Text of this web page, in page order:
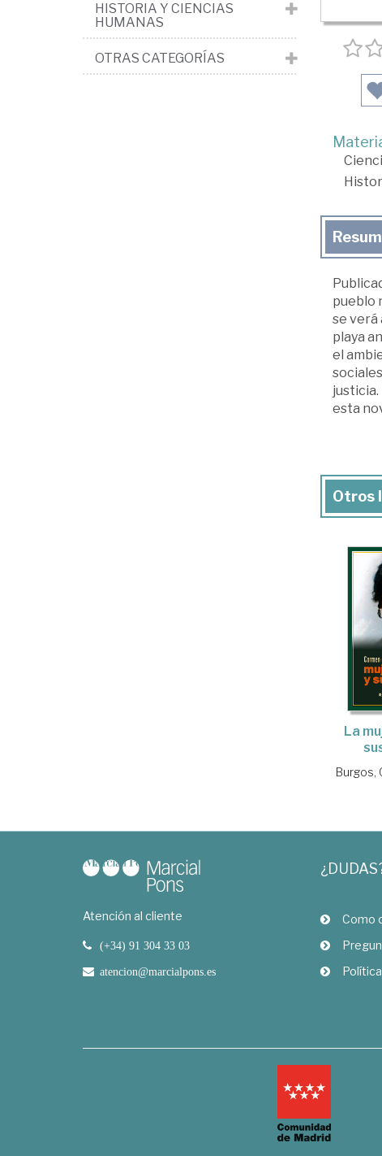
pueblo
se verá
playa
el
esta
Otros
La
Burgos,
HISTORIA Y CIENCIAS
HUMANAS
OTRAS CATEGORÍAS
Atención al cliente
(+34) 91 304 33 03
atencion@marcialpons.es
Como